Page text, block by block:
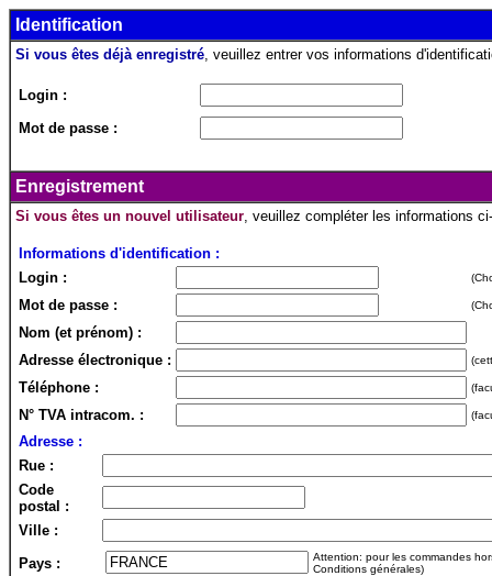
Identification
Si vous êtes déjà enregistré, veuillez entrer vos informations
Login :
Mot de passe :
Enregistrement
Si vous êtes un nouvel utilisateur, veuillez compléter les informations
Informations d'identification :
Login :
Mot de passe :
Nom (et prénom) :
Adresse électronique :
Téléphone :
N° TVA intracom. :
Adresse :
Rue :
Code
postal :
Ville :
Pays :
Attention: pour les commandes
Conditions générales)